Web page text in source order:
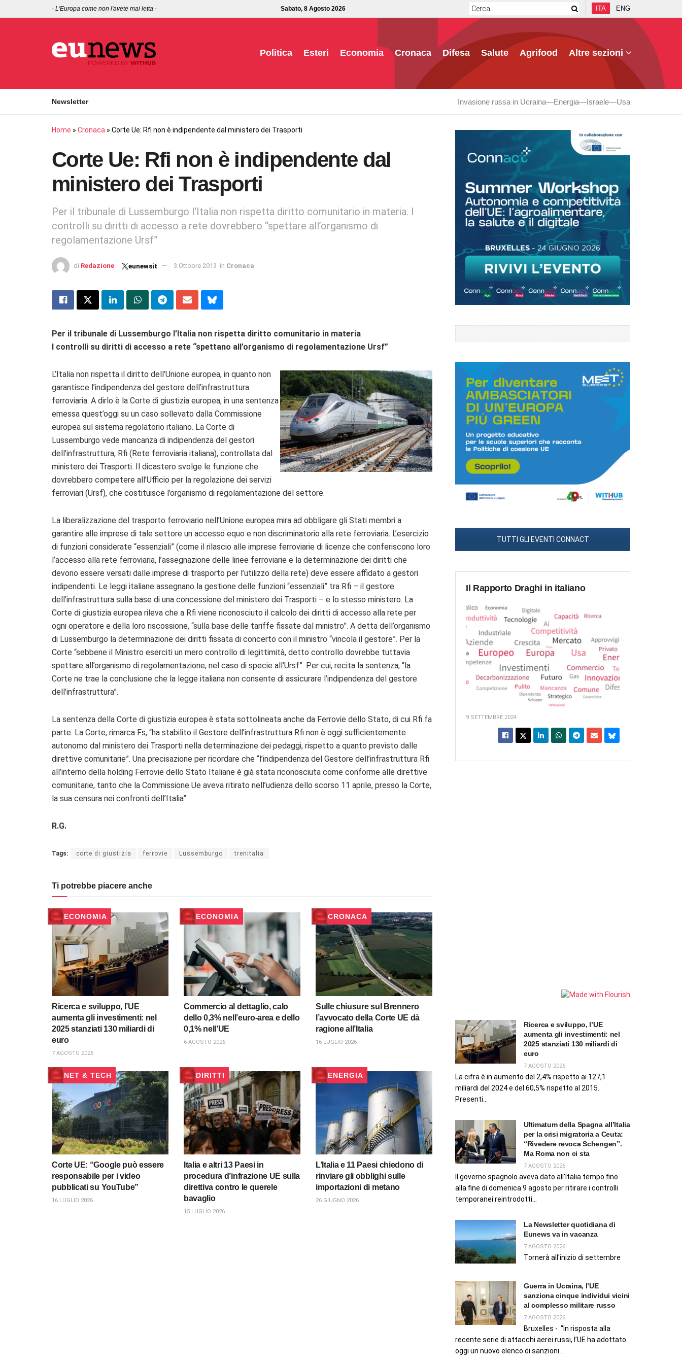
- L'Europa come non l'avete mai letta - Sabato, 8 Agosto 2026 ITA ENG
Politica Esteri Economia Cronaca Difesa Salute Agrifood Altre sezioni
Newsletter Invasione russa in Ucraina Energia Israele Usa
Home » Cronaca » Corte Ue: Rfi non è indipendente dal ministero dei Trasporti
Corte Ue: Rfi non è indipendente dal
ministero dei Trasporti
Per il tribunale di Lussemburgo l'Italia non rispetta diritto comunitario in materia. I
controlli su diritti di accesso a rete dovrebbero “spettare all’organismo di
regolamentazione Ursf”
di Redazione eunewsit 3 Ottobre 2013 in Cronaca
Per il tribunale di Lussemburgo l’Italia non rispetta diritto comunitario in materia
I controlli su diritti di accesso a rete “spettano all’organismo di regolamentazione Ursf”
L’Italia non rispetta il diritto dell’Unione europea, in quanto non
garantisce l’indipendenza del gestore dell’infrastruttura
ferroviaria. A dirlo è la Corte di giustizia europea, in una sentenza
emessa quest’oggi su un caso sollevato dalla Commissione
europea sul sistema regolatorio italiano. La Corte di
Lussemburgo vede mancanza di indipendenza del gestori
dell’infrastruttura, Rfi (Rete ferroviaria italiana), controllata dal
ministero dei Trasporti. Il dicastero svolge le funzione che
dovrebbero competere all’Ufficio per la regolazione dei servizi
ferroviari (Ursf), che costituisce l’organismo di regolamentazione del settore.
La liberalizzazione del trasporto ferroviario nell’Unione europea mira ad obbligare gli Stati membri a
garantire alle imprese di tale settore un accesso equo e non discriminatorio alla rete ferroviaria. L’esercizio
di funzioni considerate “essenziali” (come il rilascio alle imprese ferroviarie di licenze che conferiscono loro
l’accesso alla rete ferroviaria, l’assegnazione delle linee ferroviarie e la determinazione dei diritti che
devono essere versati dalle imprese di trasporto per l’utilizzo della rete) deve essere affidato a gestori
indipendenti. Le leggi italiane assegnano la gestione delle funzioni “essenziali” tra Rfi – il gestore
dell’infrastruttura sulla base di una concessione del ministero dei Trasporti – e lo stesso ministero. La
Corte di giustizia europea rileva che a Rfi viene riconosciuto il calcolo dei diritti di accesso alla rete per
ogni operatore e della loro riscossione, “sulla base delle tariffe fissate dal ministro”. A detta dell’organismo
di Lussemburgo la determinazione dei diritti fissata di concerto con il ministro “vincola il gestore”. Per la
Corte “sebbene il Ministro eserciti un mero controllo di legittimità, detto controllo dovrebbe tuttavia
spettare all’organismo di regolamentazione, nel caso di specie all’Ursf”. Per cui, recita la sentenza, “la
Corte ne trae la conclusione che la legge italiana non consente di assicurare l’indipendenza del gestore
dell’infrastruttura”.
La sentenza della Corte di giustizia europea è stata sottolineata anche da Ferrovie dello Stato, di cui Rfi fa
parte. La Corte, rimarca Fs, “ha stabilito il Gestore dell’infrastruttura Rfi non è oggi sufficientemente
autonomo dal ministero dei Trasporti nella determinazione dei pedaggi, rispetto a quanto previsto dalle
direttive comunitarie”. Una precisazione per ricordare che “l’indipendenza del Gestore dell’infrastruttura Rfi
all’interno della holding Ferrovie dello Stato Italiane è già stata riconosciuta come conforme alle direttive
comunitarie, tanto che la Commissione Ue aveva ritirato nell’udienza dello scorso 11 aprile, presso la Corte,
la sua censura nei confronti dell’Italia”.
R.G.
Tags: corte di giustizia ferrovie Lussemburgo trenitalia
Ti potrebbe piacere anche
ECONOMIA
Ricerca e sviluppo, l’UE
aumenta gli investimenti: nel
2025 stanziati 130 miliardi di
euro
7 AGOSTO 2026
ECONOMIA
Commercio al dettaglio, calo
dello 0,3% nell’euro-area e dello
0,1% nell’UE
6 AGOSTO 2026
CRONACA
Sulle chiusure sul Brennero
l’avvocato della Corte UE dà
ragione all’Italia
16 LUGLIO 2026
NET & TECH
Corte UE: “Google può essere
responsabile per i video
pubblicati su YouTube”
16 LUGLIO 2026
DIRITTI
Italia e altri 13 Paesi in
procedura d’infrazione UE sulla
direttiva contro le querele
bavaglio
15 LUGLIO 2026
ENERGIA
L’Italia e 11 Paesi chiedono di
rinviare gli obblighi sulle
importazioni di metano
26 GIUGNO 2026
TUTTI GLI EVENTI CONNACT
Il Rapporto Draghi in italiano
9 SETTEMBRE 2024
Ricerca e sviluppo, l’UE
aumenta gli investimenti: nel
2025 stanziati 130 miliardi di
euro
7 AGOSTO 2026
La cifra è in aumento del 2,4% rispetto ai 127,1
miliardi del 2024 e del 60,5% rispetto al 2015.
Presenti...
Ultimatum della Spagna all’Italia
per la crisi migratoria a Ceuta:
“Rivedere revoca Schengen”.
Ma Roma non ci sta
7 AGOSTO 2026
Il governo spagnolo aveva dato all'Italia tempo fino
alla fine di domenica 9 agosto per ritirare i controlli
temporanei reintrodotti...
La Newsletter quotidiana di
Eunews va in vacanza
7 AGOSTO 2026
Tornerà all'inizio di settembre
Guerra in Ucraina, l’UE
sanziona cinque individui vicini
al complesso militare russo
7 AGOSTO 2026
Bruxelles - "In risposta alla
recente serie di attacchi aerei russi, l’UE ha adottato
oggi un nuovo elenco di sanzioni...